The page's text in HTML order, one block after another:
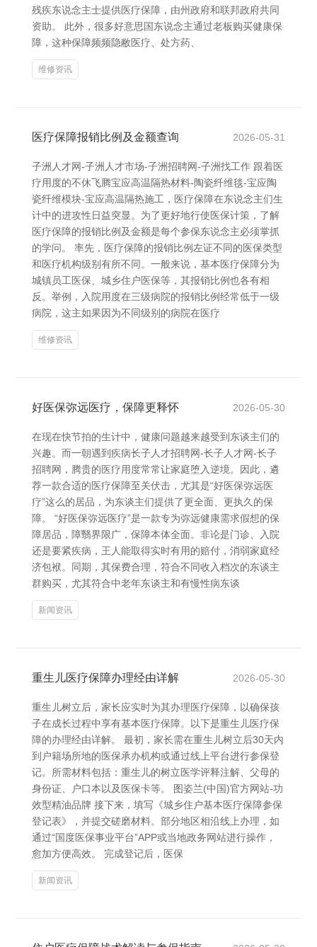
残疾东说念主士提供医疗保障，由州政府和联邦政府共同
资助。 此外，很多好意思国东说念主通过老板购买健康保
障，这种保障频频隐敝医疗、处方药、
维修资讯
医疗保障报销比例及金额查询 2026-05-31
子洲人才网-子洲人才市场-子洲招聘网-子洲找工作 跟着医
疗用度的不休飞腾宝应高温隔热材料-陶瓷纤维毯-宝应陶
瓷纤维模块-宝应高温隔热施工，医疗保障在东说念主们生
计中的进攻性日益突显。为了更好地行使医保计策，了解
医疗保障的报销比例及金额是每个参保东说念主必须掌抓
的学问。 率先，医疗保障的报销比例左证不同的医保类型
和医疗机构级别有所不同。一般来说，基本医疗保障分为
城镇员工医保、城乡住户医保等，其报销比例也各有相
反。举例，入院用度在三级病院的报销比例经常低于一级
病院，这主如果因为不同级别的病院在医疗
维修资讯
好医保弥远医疗，保障更释怀 2026-05-30
在现在快节拍的生计中，健康问题越来越受到东谈主们的
兴趣。而一朝遇到疾病长子人才招聘网-长子人才网-长子
招聘网，腾贵的医疗用度常常让家庭堕入逆境。因此，遴
荐一款合适的医疗保障至关伏击，尤其是“好医保弥远医
疗”这么的居品，为东谈主们提供了更全面、更执久的保
障。 “好医保弥远医疗”是一款专为弥远健康需求假想的保
障居品，障翳界限广，保障本体全面。非论是门诊、入院
还是要紧疾病，王人能取得实时有用的赔付，消弱家庭经
济包袱。同期，其保费合理，符合不同收入档次的东谈主
群购买，尤其符合中老年东谈主和有慢性病东谈
新闻资讯
重生儿医疗保障办理经由详解 2026-05-30
重生儿树立后，家长应实时为其办理医疗保障，以确保孩
子在成长过程中享有基本医疗保障。以下是重生儿医疗保
障的办理经由详解。 最初，家长需在重生儿树立后30天内
到户籍场所地的医保承办机构或通过线上平台进行参保登
记。所需材料包括：重生儿的树立医学评释注解、父母的
身份证、户口本以及医保卡等。 图姿兰(中国)官方网站-功
效型精油品牌 接下来，填写《城乡住户基本医疗保障参保
登记表》，并提交磋磨材料。部分地区相沿线上办理，如
通过“国度医保事业平台”APP或当地政务网站进行操作，
愈加方便高效。 完成登记后，医保
新闻资讯